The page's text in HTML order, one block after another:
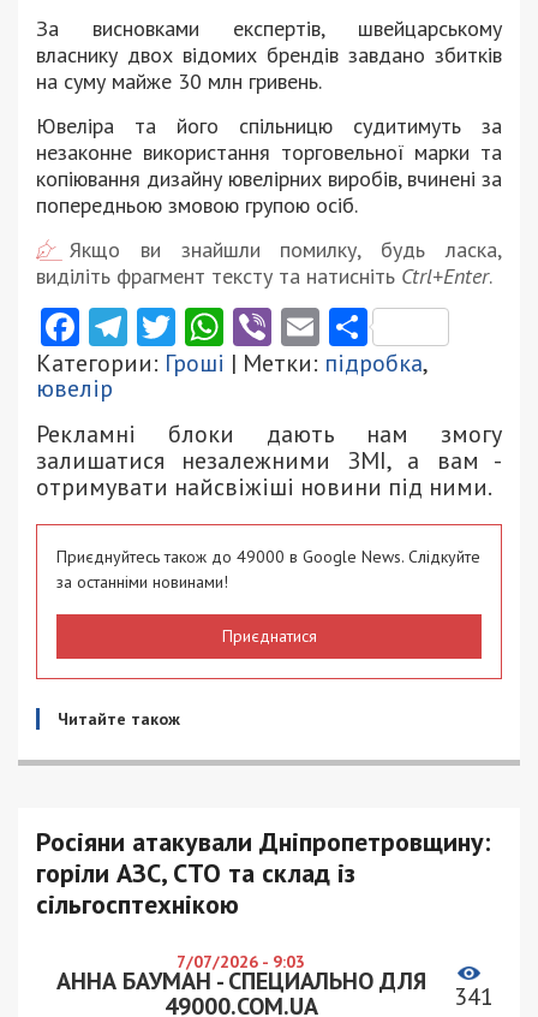
За висновками експертів, швейцарському
власнику двох відомих брендів завдано збитків
на суму майже 30 млн гривень.
Ювеліра та його спільницю судитимуть за
незаконне використання торговельної марки та
копіювання дизайну ювелірних виробів, вчинені за
попередньою змовою групою осіб.
Якщо ви знайшли помилку, будь ласка,
виділіть фрагмент тексту та натисніть Ctrl+Enter.
Facebook
Telegram
Twitter
WhatsApp
ViberEmail
Категории: Гроші | Метки: підробка,
ювелір
Рекламні блоки дають нам змогу
залишатися незалежними ЗМІ, а вам -
отримувати найсвіжіші новини під ними.
Приєднуйтесь також до 49000 в Google News. Слідкуйте
за останніми новинами!
Приєднатися
Читайте також
Росіяни атакували Дніпропетровщину:
горіли АЗС, СТО та склад із
сільгосптехнікою
7/07/2026 - 9:03
АННА БАУМАН - СПЕЦИАЛЬНО ДЛЯ
49000.COM.UA
341